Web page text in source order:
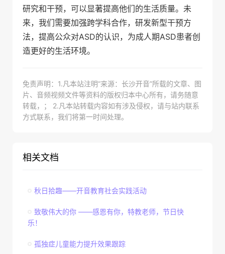
研究和干预，可以显著提高他们的生活质量。未
来，我们需要加强跨学科合作，研发新型干预方
法，提高公众对ASD的认识，为成人期ASD患者创
造更好的生活环境。
免责声明：1.凡本站注明“来源：长沙开音”所载的文章、图
片、音频视频文件等资料的版权归本中心所有，请务随意
转载，； 2.凡本站转载内容如有涉及侵权，请与站内联系
方式联系，我们将第一时间处理。
相关文档
秋日拾趣——开音教育社会实践活动
致敬伟大的你 ——感恩有你，特教老师，节日快
乐！
孤独症儿童能力提升效果跟踪